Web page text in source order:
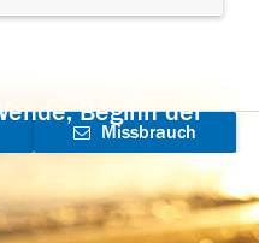
Beginn der
Missbrauch